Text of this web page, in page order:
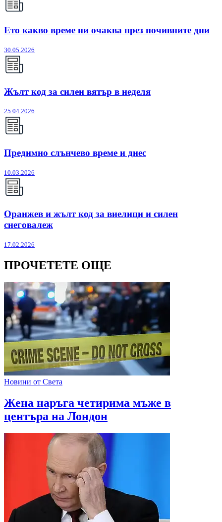
Ето какво време ни очаква през почивните дни
30.05.2026
Жълт код за силен вятър в неделя
25.04.2026
Предимно слънчево време и днес
10.03.2026
Оранжев и жълт код за виелици и силен
снеговалеж
17.02.2026
ПРОЧЕТЕТЕ ОЩЕ
Новини от Света
Жена наръга четирима мъже в
центъра на Лондон